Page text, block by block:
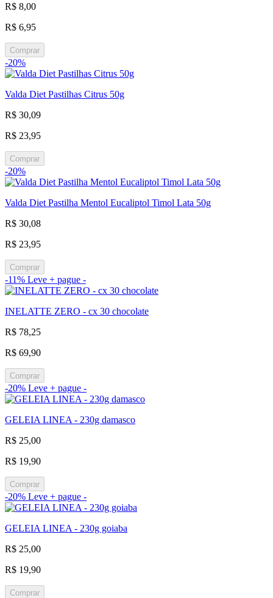
R$ 8,00
R$ 6,95
Comprar
-20%
Valda Diet Pastilhas Citrus 50g
R$ 30,09
R$ 23,95
Comprar
-20%
Valda Diet Pastilha Mentol Eucaliptol Timol Lata 50g
R$ 30,08
R$ 23,95
Comprar
-11% Leve + pague -
INELATTE ZERO - cx 30 chocolate
R$ 78,25
R$ 69,90
Comprar
-20% Leve + pague -
GELEIA LINEA - 230g damasco
R$ 25,00
R$ 19,90
Comprar
-20% Leve + pague -
GELEIA LINEA - 230g goiaba
R$ 25,00
R$ 19,90
Comprar